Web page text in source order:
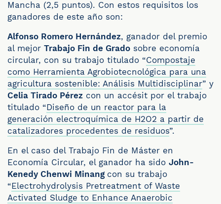
Mancha (2,5 puntos). Con estos requisitos los
ganadores de este año son:
Alfonso Romero Hernández, ganador del premio
al mejor Trabajo Fin de Grado sobre economía
circular, con su trabajo titulado “Compostaje
como Herramienta Agrobiotecnológica para una
agricultura sostenible: Análisis Multidisciplinar” y
Celia Tirado Pérez con un accésit por el trabajo
titulado “Diseño de un reactor para la
generación electroquímica de H2O2 a partir de
catalizadores procedentes de residuos”.
En el caso del Trabajo Fin de Máster en
Economía Circular, el ganador ha sido John-
Kenedy Chenwi Minang con su trabajo
“Electrohydrolysis Pretreatment of Waste
Activated Sludge to Enhance Anaerobic